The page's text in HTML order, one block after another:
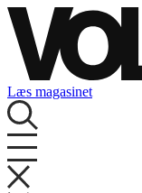
Videre
til
indhold
Læs magasinet